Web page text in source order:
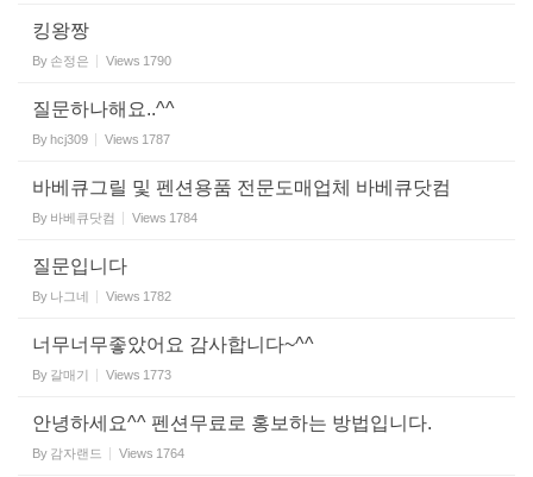
킹왕짱
By 손정은 Views 1790
질문하나해요..^^
Byhcj309 Views 1787
바베큐그릴 및 펜션용품 전문도매업체 바베큐닷컴
By 바베큐닷컴 Views 1784
질문입니다
By 나그네 Views 1782
너무너무좋았어요 감사합니다~^^
By 갈매기 Views 1773
안녕하세요^^ 펜션무료로 홍보하는 방법입니다.
By 감자랜드 Views 1764